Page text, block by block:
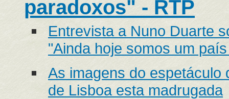
paradoxos" - RTP
Entrevista a Nuno Duarte
"Ainda hoje somos um
As imagens do espetáculo
de Lisboa esta madrugada